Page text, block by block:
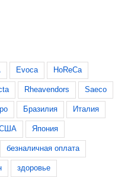
Evoca HoReCa
Rheavendors Saeco
Бразилия Италия
Япония
безналичная оплата
здоровье